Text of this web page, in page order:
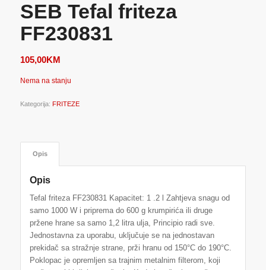
SEB Tefal friteza
FF230831
105,00KM
Nema na stanju
Kategorija: FRITEZE
Opis
Opis
Tefal friteza FF230831 Kapacitet: 1 .2 l Zahtjeva snagu od
samo 1000 W i priprema do 600 g krumpirića ili druge
pržene hrane sa samo 1,2 litra ulja, Principio radi sve.
Jednostavna za uporabu, uključuje se na jednostavan
prekidač sa stražnje strane, prži hranu od 150°C do 190°C.
Poklopac je opremljen sa trajnim metalnim filterom, koji